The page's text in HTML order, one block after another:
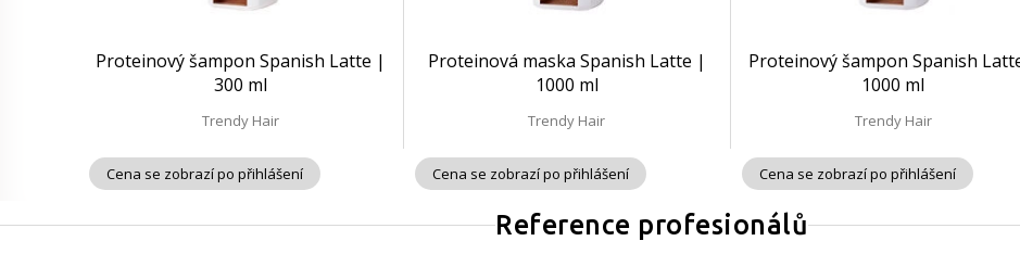
Proteinový šampon Spanish Latte |
300 ml
Trendy Hair
Cena se zobrazí po přihlášení
Proteinová maska Spanish Latte |
1000 ml
Trendy Hair
Cena se zobrazí po přihlášení
Proteinový šampon Spanish
1000 ml
Trendy Hair
Cena se zobrazí po přihlášení
Reference profesionálů